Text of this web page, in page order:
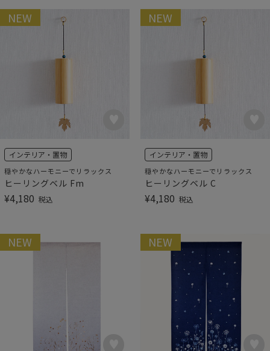
NEW
インテリア・置物
穏やかなハーモニーでリラックス
ヒーリングベル Fm
¥4,180 税込
NEW
インテリア・置物
穏やかなハーモニーでリラックス
ヒーリングベル C
¥4,180 税込
NEW NEW